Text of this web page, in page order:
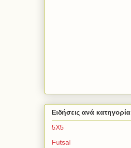
Ειδήσεις ανά κατηγορία
5Χ5
Futsal